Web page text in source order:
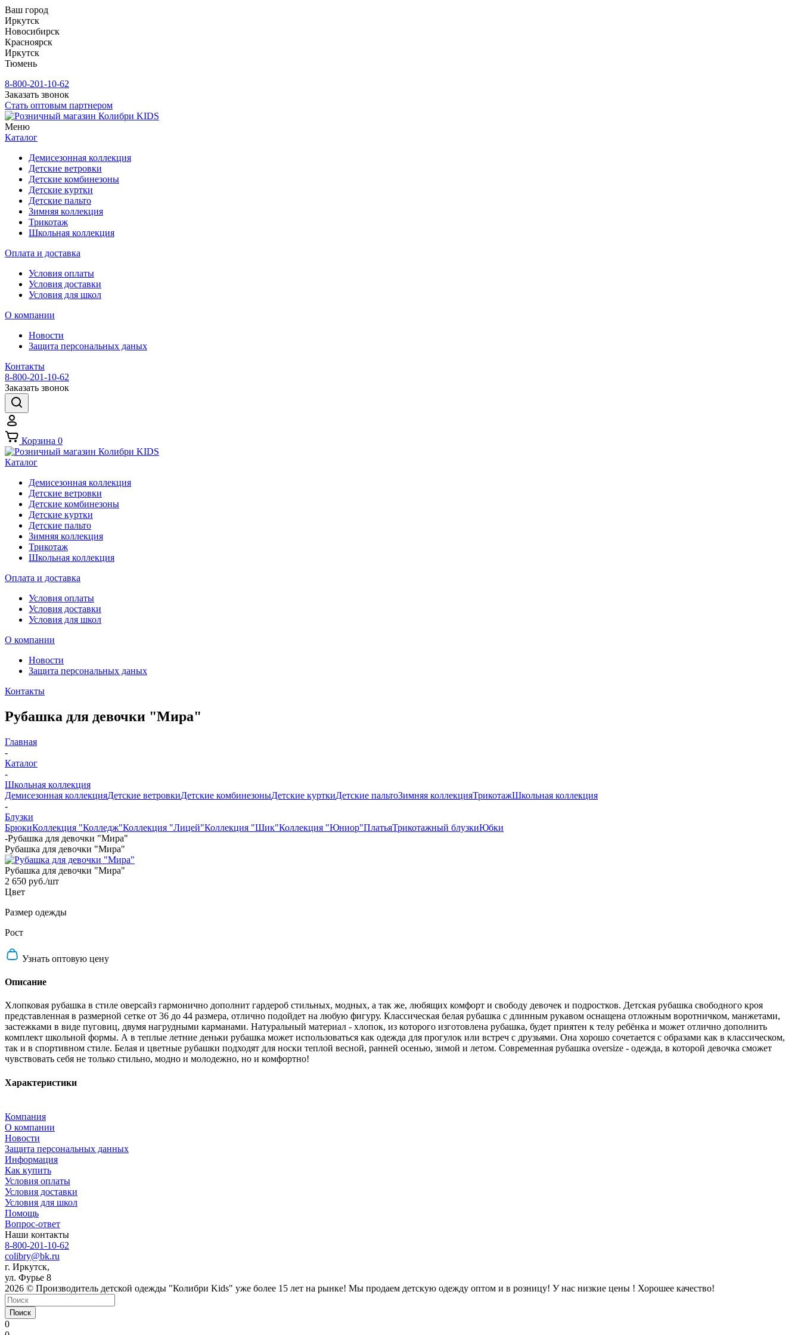
Ваш город
Иркутск
Новосибирск
Красноярск
Иркутск
Тюмень
8-800-201-10-62
Заказать звонок
Стать оптовым партнером
Меню
Каталог
Демисезонная коллекция
Детские ветровки
Детские комбинезоны
Детские куртки
Детские пальто
Зимняя коллекция
Трикотаж
Школьная коллекция
Оплата и доставка
Условия оплаты
Условия доставки
Условия для школ
О компании
Новости
Защита персональных даных
Контакты
8-800-201-10-62
Заказать звонок
Корзина 0
Каталог
Демисезонная коллекция
Детские ветровки
Детские комбинезоны
Детские куртки
Детские пальто
Зимняя коллекция
Трикотаж
Школьная коллекция
Оплата и доставка
Условия оплаты
Условия доставки
Условия для школ
О компании
Новости
Защита персональных даных
Контакты
Рубашка для девочки "Мира"
Главная
-
Каталог
-
Школьная коллекция
Демисезонная коллекцияДетские ветровкиДетские комбинезоныДетские курткиДетские пальтоЗимняя коллекцияТрикотажШкольная коллекция
-
Блузки
БрюкиКоллекция "Колледж"Коллекция "Лицей"Коллекция "Шик"Коллекция "Юниор"ПлатьяТрикотажный блузкиЮбки
-Рубашка для девочки "Мира"
Рубашка для девочки "Мира"
Рубашка для девочки "Мира"
2 650 руб./шт
Цвет
Размер одежды
Рост
Узнать оптовую цену
Описание
Хлопковая рубашка в стиле оверсайз гармонично дополнит гардероб стильных, модных, а так же, любящих комфорт и свободу девочек и подростков. Детская рубашка свободного кроя
представленная в размерной сетке от 36 до 44 размера, отлично подойдет на любую фигуру. Классическая белая рубашка с длинным рукавом оснащена отложным воротничком, манжетами,
застежками в виде пуговиц, двумя нагрудными карманами. Натуральный материал - хлопок, из которого изготовлена рубашка, будет приятен к телу ребёнка и может отлично дополнить
комплект школьной формы. А в теплые летние деньки рубашка может использоваться как одежда для прогулок или встреч с друзьями. Она хорошо сочетается с образами как в классическом,
так и в спортивном стиле. Белая и цветные рубашки подходят для носки теплой весной, ранней осенью, зимой и летом. Современная рубашка oversize - одежда, в которой девочка сможет
чувствовать себя не только стильно, модно и молодежно, но и комфортно!
Характеристики
Компания
О компании
Новости
Защита персональных данных
Информация
Как купить
Условия оплаты
Условия доставки
Условия для школ
Помощь
Вопрос-ответ
Наши контакты
8-800-201-10-62
colibry@bk.ru
г. Иркутск,
ул. Фурье 8
2026 © Производитель детской одежды "Колибри Kids" уже более 15 лет на рынке! Мы продаем детскую одежду оптом и в розницу! У нас низкие цены ! Хорошее качество!
Поиск
0